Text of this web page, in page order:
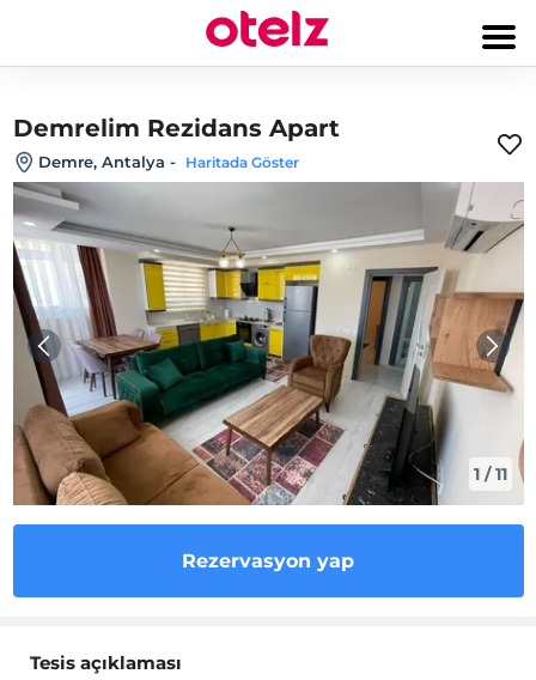
Demrelim Rezidans Apart
Demre, Antalya - Haritada Göster
1 /11
Rezervasyon yap
Tesis açıklaması